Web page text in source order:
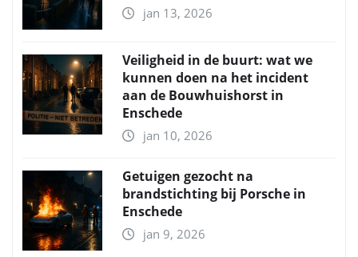
jan 13, 2026
Veiligheid in de buurt: wat we
kunnen doen na het incident
aan de Bouwhuishorst in
Enschede
jan 10, 2026
Getuigen gezocht na
brandstichting bij Porsche in
Enschede
jan 9, 2026